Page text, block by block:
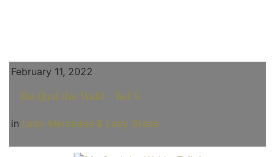
February 11, 2022
Die Qual der Wahl - Teil 5
in Lady Mercedes & Lady Grace